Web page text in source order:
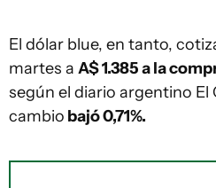
El dólar blue, en tanto,
martes a A$ 1.385 a la
según el diario argentino El
cambio bajó 0,71%.